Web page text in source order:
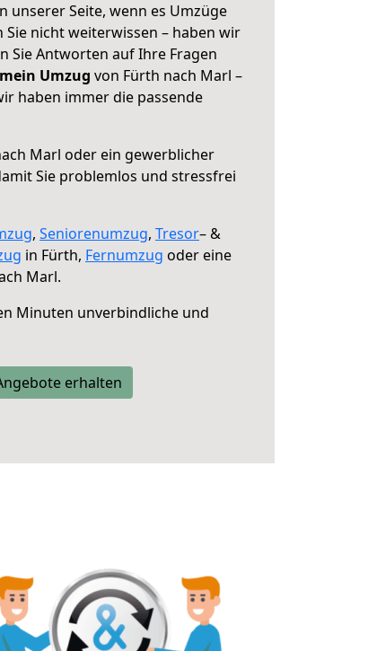
unserer Seite, wenn es Umzüge
nicht weiterwissen – haben wir
Sie Antworten auf Ihre Fragen
Umzug von Fürth nach Marl –
haben immer die passende
Marl oder ein gewerblicher
Sie problemlos und stressfrei
, Seniorenumzug, Tresor– &
in Fürth, Fernumzug oder eine
Marl.
Minuten unverbindliche und
erhalten